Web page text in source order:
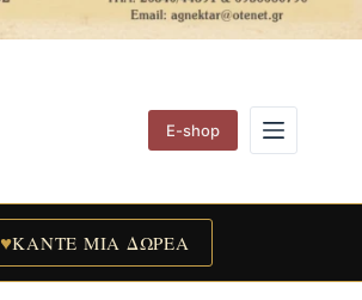
E-shop
♥ΚΑΝΤΕ ΜΙΑ ΔΩΡΕΑ